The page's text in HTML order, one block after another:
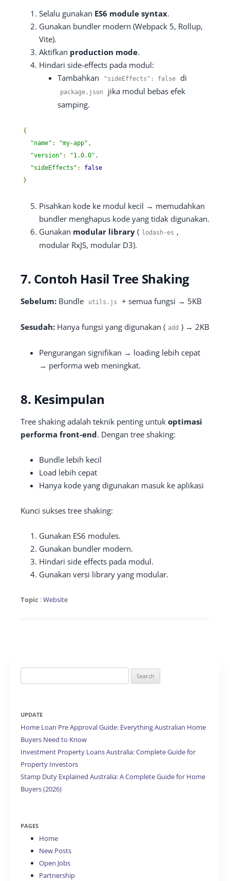
Selalu gunakan ES6 module syntax.
Gunakan bundler modern (Webpack 5, Rollup,
Vite).
Aktifkan production mode.
Hindari side-effects pada modul:
Tambahkan
"sideEffects" : false di
package . json
jika modul bebas efek
samping.
{
"name" : "my-app" ,
"version" : "1.0.0" ,
"sideEffects" :
false
}
Pisahkan kode ke modul kecil → memudahkan
bundler menghapus kode yang tidak digunakan.
Gunakan modular library ( lodash -es ,
modular RxJS, modular D3).
7. Contoh Hasil Tree Shaking
Sebelum: Bundle utils . js + semua fungsi → 5KB
Sesudah: Hanya fungsi yang digunakan ( add ) → 2KB
Pengurangan signifikan → loading lebih cepat
→ performa web meningkat.
8. Kesimpulan
Tree shaking adalah teknik penting untuk optimasi
performa front-end. Dengan tree shaking:
Bundle lebih kecil
Load lebih cepat
Hanya kode yang digunakan masuk ke aplikasi
Kunci sukses tree shaking:
Gunakan ES6 modules.
Gunakan bundler modern.
Hindari side effects pada modul.
Gunakan versi library yang modular.
Topic :Website
for:
UPDATE
Home Loan Pre Approval Guide: Everything Australian Home
Buyers Need to Know
Investment Property Loans Australia: Complete Guide for
Property Investors
Stamp Duty Explained Australia: A Complete Guide for Home
Buyers (2026)
PAGES
Home
New Posts
Open Jobs
Partnership